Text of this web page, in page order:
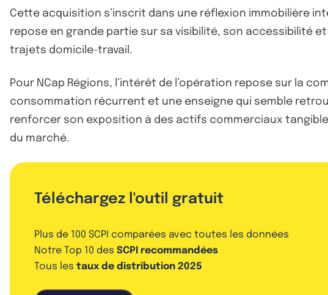
Cette acquisition s’inscrit dans une réflexion immobilière
repose en grande partie sur sa visibilité, son accessibilité
trajets domicile-travail.
Pour NCap Régions, l’intérêt de l’opération repose sur la
consommation récurrent et une enseigne qui semble
renforcer son exposition à des actifs commerciaux
du marché.
Téléchargez l'outil gratuit
Plus de 100 SCPI comparées avec toutes les données
Notre Top 10 des SCPI recommandées
Tous les taux de distribution 2025